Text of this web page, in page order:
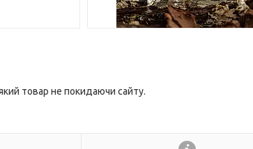
товар не покидаючи сайту.